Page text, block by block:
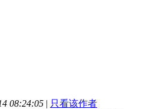
08:24:05 | 只看该作者